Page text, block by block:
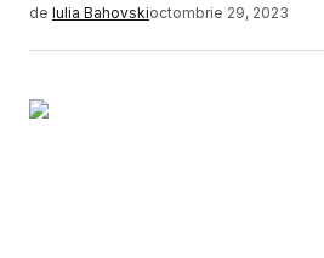
de Iulia Bahovskioctombrie 29, 2023